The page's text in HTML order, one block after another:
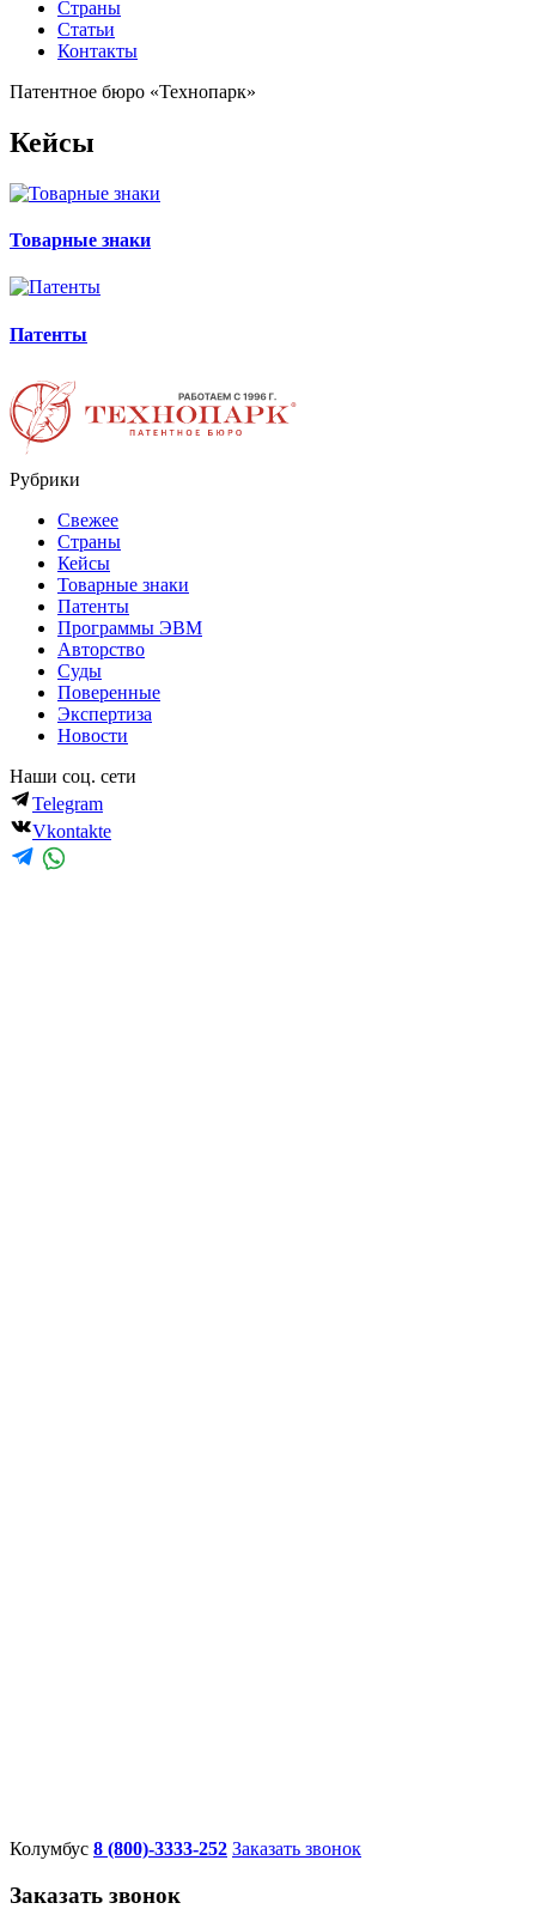
Страны
Статьи
Контакты
Патентное бюро «Технопарк»
Кейсы
Товарные знаки
Патенты
Рубрики
Свежее
Страны
Кейсы
Товарные знаки
Патенты
Программы ЭВМ
Авторство
Суды
Поверенные
Экспертиза
Новости
Наши соц. сети
Telegram
Vkontakte
Колумбус 8 (800)-3333-252 Заказать звонок
Заказать звонок